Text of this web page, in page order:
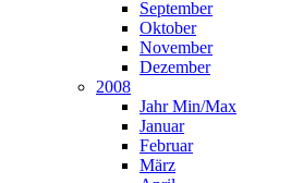
September
Oktober
November
Dezember
2008
Jahr Min/Max
Januar
Februar
März